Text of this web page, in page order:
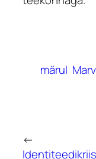
märul
←